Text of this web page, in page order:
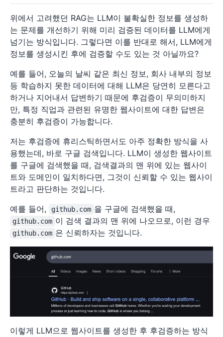
위에서 고려했던 RAG는 LLM이 불확실한 정보를 생성하
는 문제를 개선하기 위해 미리 검증된 데이터를 LLM에게
넘기는 방식입니다. 그렇다면 이를 반대로 해서, LLM에게
정보를 생성시킨 후에 검증할 수도 있는 것 아닐까요?
예를 들어, 오늘의 날씨 같은 최신 정보, 회사 내부의 정보
등 학습하지 못한 데이터에 대해 LLM은 당연히 모른다고
하거나 지어내서 답변하기 때문에 후검증이 무의미하지
만, 특정 직업과 관련된 유명한 웹사이트에 대한 답변은
충분히 후검증이 가능합니다.
저는 후검증에 휴리스틱하면서도 아주 정확한 방식을 사
용했는데, 바로 구글 검색입니다. LLM이 생성한 웹사이트
를 구글에 검색했을 때, 검색결과의 맨 위에 있는 웹사이
트와 도메인이 일치하다면, 그것이 신뢰할 수 있는 웹사이
트라고 판단하는 것입니다.
예를 들어,
github.com 을 구글에 검색했을 때,
github.com 이 검색 결과의 맨 위에 나오므로, 이런 경우
github.com 은 신뢰하자는 것입니다.
이렇게 LLM으로 웹사이트를 생성한 후 후검증하는 방식